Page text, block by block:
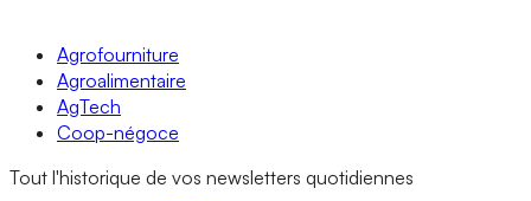
Agrofourniture
Agroalimentaire
AgTech
Coop-négoce
Tout l'historique de vos newsletters quotidiennes